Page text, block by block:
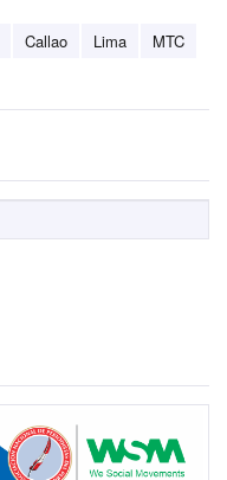
Callao Lima
MTC